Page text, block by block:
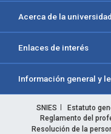
Acerca de la universidad
Enlaces de interés
Información general y
SNIES Estatuto
Reglamento del
Resolución de la